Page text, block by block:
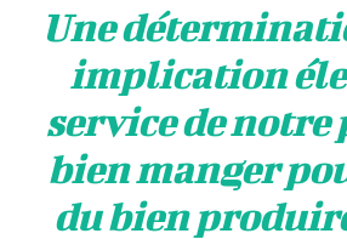
Une
implication
service de notre
bien manger
du bien